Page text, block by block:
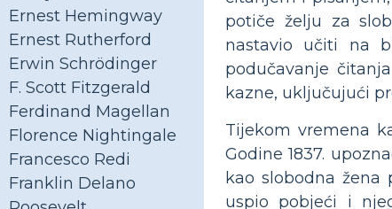
Ernest Hemingway
Ernest Rutherford
Erwin Schrödinger
F. Scott Fitzgerald
Ferdinand Magellan
Florence Nightingale
Francesco Redi
Franklin Delano
potiče želju za
nastavio učiti na
podučavanje
kazne, uključujući
Tijekom vremena
Godine 1837.
kao slobodna žena
uspio pobjeći i